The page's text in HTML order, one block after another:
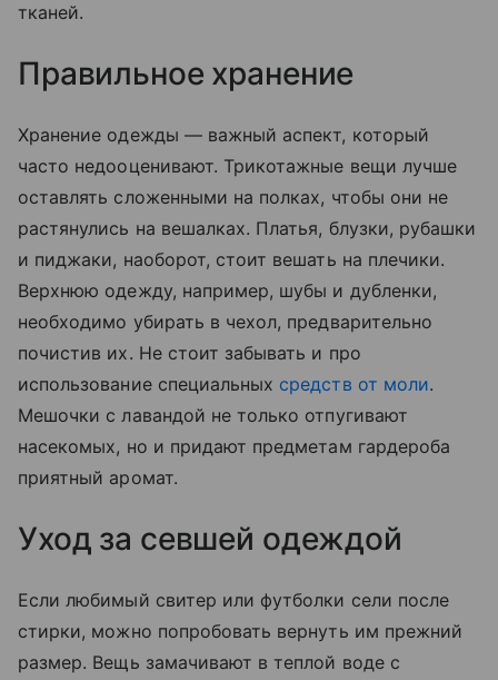
тканей.
Правильное хранение
Хранение одежды — важный аспект, который
часто недооценивают. Трикотажные вещи лучше
оставлять сложенными на полках, чтобы они не
растянулись на вешалках. Платья, блузки, рубашки
и пиджаки, наоборот, стоит вешать на плечики.
Верхнюю одежду, например, шубы и дубленки,
необходимо убирать в чехол, предварительно
почистив их. Не стоит забывать и про
использование специальных средств от моли.
Мешочки с лавандой не только отпугивают
насекомых, но и придают предметам гардероба
приятный аромат.
Уход за севшей одеждой
Если любимый свитер или футболки сели после
стирки, можно попробовать вернуть им прежний
размер. Вещь замачивают в теплой воде с